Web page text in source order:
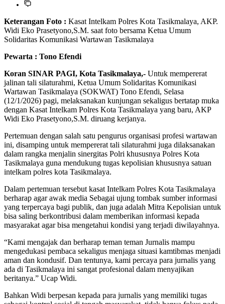
Keterangan Foto : Kasat Intelkam Polres Kota Tasikmalaya, AKP.
Widi Eko Prasetyono,S.M. saat foto bersama Ketua Umum
Solidaritas Komunikasi Wartawan Tasikmalaya
Pewarta : Tono Efendi
Koran SINAR PAGI, Kota Tasikmalaya,- Untuk mempererat
jalinan tali silaturahmi, Ketua Umum Solidaritas Komunikasi
Wartawan Tasikmalaya (SOKWAT) Tono Efendi, Selasa
(12/1/2026) pagi, melaksanakan kunjungan sekaligus bertatap muka
dengan Kasat Intelkam Polres Kota Tasikmalaya yang baru, AKP
Widi Eko Prasetyono,S.M. diruang kerjanya.
Pertemuan dengan salah satu pengurus organisasi profesi wartawan
ini, disamping untuk mempererat tali silaturahmi juga dilaksanakan
dalam rangka menjalin sinergitas Polri khususnya Polres Kota
Tasikmalaya guna mendukung tugas kepolisian khususnya satuan
intelkam polres kota Tasikmalaya.
Dalam pertemuan tersebut kasat Intelkam Polres Kota Tasikmalaya
berharap agar awak media Sebagai ujung tombak sumber informasi
yang terpercaya bagi publik, dan juga adalah Mitra Kepolisian untuk
bisa saling berkontribusi dalam memberikan informasi kepada
masyarakat agar bisa mengetahui kondisi yang terjadi diwilayahnya.
“Kami mengajak dan berharap teman teman Jurnalis mampu
mengedukasi pembaca sekaligus menjaga situasi kamtibmas menjadi
aman dan kondusif. Dan tentunya, kami percaya para jurnalis yang
ada di Tasikmalaya ini sangat profesional dalam menyajikan
beritanya.” Ucap Widi.
Bahkan Widi berpesan kepada para jurnalis yang memiliki tugas